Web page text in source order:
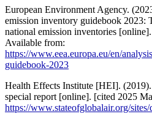
European Environment Agency.
emission inventory guidebook 2023:
national emission inventories
Available from:
https://www.eea.europa.eu/en/
guidebook-2023
Health Effects Institute [HEI].
special report [online]. [cited 2025
https://www.stateofglobalair.org/